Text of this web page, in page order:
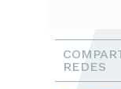
REDES